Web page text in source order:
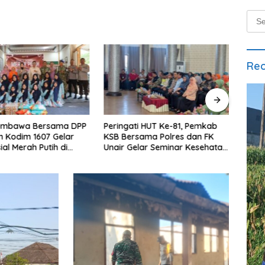
Ke-81, Pemkab
Polres dan FK
Seminar Kesehatan
Jaga Kebugaran dan
Kekompakan, Insan Maritim
Pelabuhan Bima Gelar Senam
for: